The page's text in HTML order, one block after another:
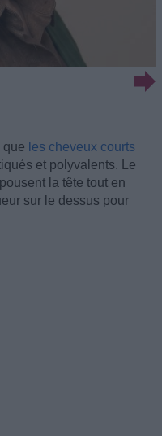
que les cheveux courts
et polyvalents. Le
la tête tout en
sur le dessus pour